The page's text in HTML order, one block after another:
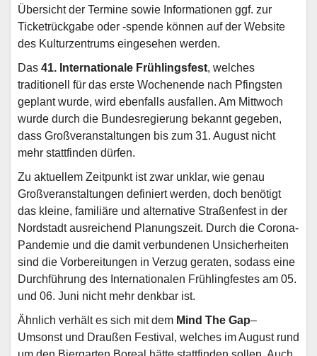
Übersicht der Termine sowie Informationen ggf. zur
Ticketrückgabe oder -spende können auf der Website
des Kulturzentrums eingesehen werden.
Das 41. Internationale Frühlingsfest, welches
traditionell für das erste Wochenende nach Pfingsten
geplant wurde, wird ebenfalls ausfallen. Am Mittwoch
wurde durch die Bundesregierung bekannt gegeben,
dass Großveranstaltungen bis zum 31. August nicht
mehr stattfinden dürfen.
Zu aktuellem Zeitpunkt ist zwar unklar, wie genau
Großveranstaltungen definiert werden, doch benötigt
das kleine, familiäre und alternative Straßenfest in der
Nordstadt ausreichend Planungszeit. Durch die Corona-
Pandemie und die damit verbundenen Unsicherheiten
sind die Vorbereitungen in Verzug geraten, sodass eine
Durchführung des Internationalen Frühlingfestes am 05.
und 06. Juni nicht mehr denkbar ist.
Ähnlich verhält es sich mit dem Mind The Gap–
Umsonst und Draußen Festival, welches im August rund